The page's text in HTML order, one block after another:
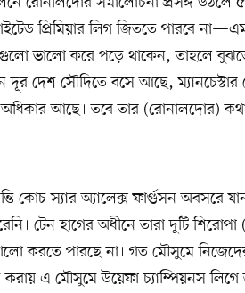
প্রিমিয়ার লিগ জিততে পারবে
ভালো করে পড়ে থাকেন, তাহলে
দেশ সৌদিতে বসে আছে, ম্যানচেস্টার
অধিকার আছে। তবে তার (রোনালদোর)
কোচ স্যার অ্যালেক্স ফার্গুসন অবসরে
টেন হাগের অধীনে তারা দুটি
করতে পারছে না। গত মৌসুমে
করায় এ মৌসুমে উয়েফা চ্যাম্পিয়নস লিগে